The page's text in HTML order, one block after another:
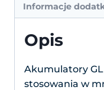
Informacje
Opis
Akumulatory
stosowania w